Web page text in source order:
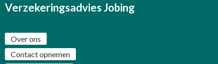
Verzekeringsadvies Jobing
Over ons
Contact opnemen